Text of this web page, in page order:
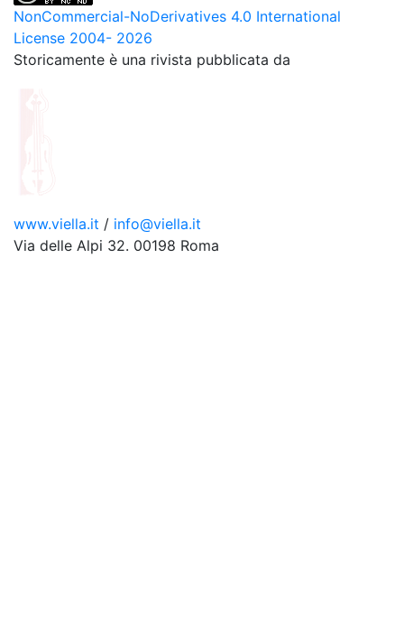
NonCommercial-NoDerivatives 4.0 International
License 2004- 2026
Storicamente è una rivista pubblicata da
www.viella.it / info@viella.it
Via delle Alpi 32. 00198 Roma